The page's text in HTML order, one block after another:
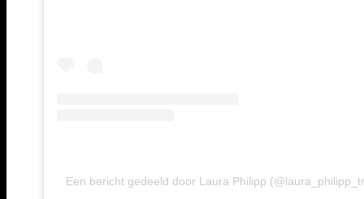
Een bericht gedeeld door Laura Philipp